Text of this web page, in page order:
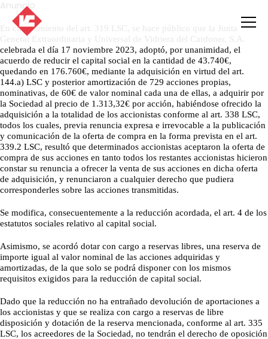
Anuncio
En cumplimiento del art. 319 LSC, se hace público que la Junta
General Extraordinaria y Universal de Vidriera del Cardoner, S.A.
celebrada el día 17 noviembre 2023, adoptó, por unanimidad, el
acuerdo de reducir el capital social en la cantidad de 43.740€,
quedando en 176.760€, mediante la adquisición en virtud del art.
144.a) LSC y posterior amortización de 729 acciones propias,
nominativas, de 60€ de valor nominal cada una de ellas, a adquirir por
la Sociedad al precio de 1.313,32€ por acción, habiéndose ofrecido la
adquisición a la totalidad de los accionistas conforme al art. 338 LSC,
todos los cuales, previa renuncia expresa e irrevocable a la publicación
y comunicación de la oferta de compra en la forma prevista en el art.
339.2 LSC, resultó que determinados accionistas aceptaron la oferta de
compra de sus acciones en tanto todos los restantes accionistas hicieron
constar su renuncia a ofrecer la venta de sus acciones en dicha oferta
de adquisición, y renunciaron a cualquier derecho que pudiera
corresponderles sobre las acciones transmitidas.
Se modifica, consecuentemente a la reducción acordada, el art. 4 de los
estatutos sociales relativo al capital social.
Asimismo, se acordó dotar con cargo a reservas libres, una reserva de
importe igual al valor nominal de las acciones adquiridas y
amortizadas, de la que solo se podrá disponer con los mismos
requisitos exigidos para la reducción de capital social.
Dado que la reducción no ha entrañado devolución de aportaciones a
los accionistas y que se realiza con cargo a reservas de libre
disposición y dotación de la reserva mencionada, conforme al art. 335
LSC, los acreedores de la Sociedad, no tendrán el derecho de oposición